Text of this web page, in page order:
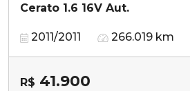
Cerato 1.6 16V Aut.
2011/2011 266.019 km
R$ 41.900